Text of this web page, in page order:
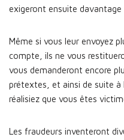
exigeront ensuite davantage
Même si vous leur envoyez
compte, ils ne vous
vous demanderont encore
prétextes, et ainsi de suite à
réalisiez que vous êtes
Les fraudeurs inventeront